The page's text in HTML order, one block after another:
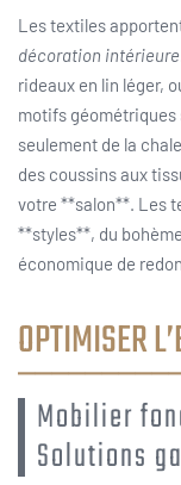
Les textiles
décoration intérieure
rideaux en lin léger,
motifs géométriques
seulement de la
des coussins aux
votre **salon**. Les
**styles**, du
économique de
OPTIMISER
Mobilier
Solutions